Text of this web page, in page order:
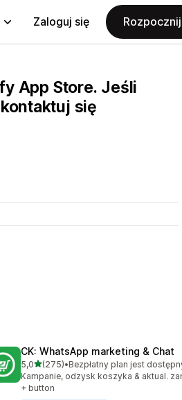
Zaloguj się
App Store. Jeśli
się
CK: WhatsApp marketing & Chat
5,0na 5 gwiazdek
(275)
Łączna liczba recenzji: 275
•Bezpłatny plan jest
Kampanie, odzysk koszyka & aktual.
+ button